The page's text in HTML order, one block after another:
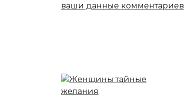
ваши данные комментариев